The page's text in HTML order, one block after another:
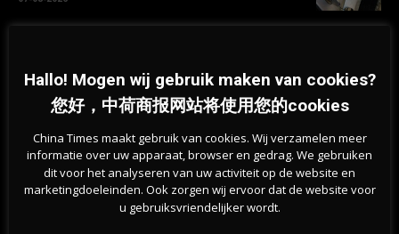
07-08-2026
Hallo! Mogen wij gebruik maken van cookies?
您好，中荷商报网站将使用您的cookies
China Times maakt gebruik van cookies. Wij verzamelen meer
informatie over uw apparaat, browser en gedrag. We gebruiken
dit voor het analyseren van uw activiteit op de website en
marketingdoeleinden. Ook zorgen wij ervoor dat de website voor
u gebruiksvriendelijker wordt.